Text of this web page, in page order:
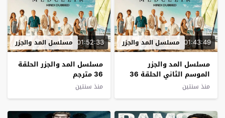
01:43:49 مسلسل المد والجزر
مسلسل المد والجزر
الموسم الثاني الحلقة 36
مترجم
منذ سنتين
01:52:33 مسلسل المد والجزر
مسلسل المد والجزر الحلقة
36 مترجم
منذ سنتين